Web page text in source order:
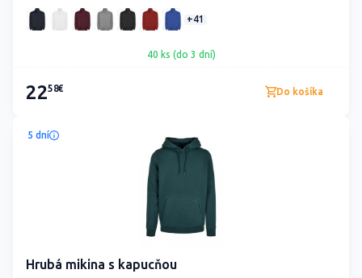
+41
40 ks (do 3 dní)
2258€ Do košíka
5 dní
Hrubá mikina s kapucňou